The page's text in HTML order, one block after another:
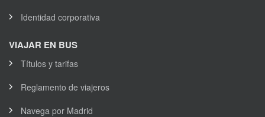
Identidad corporativa
VIAJAR EN BUS
Títulos y tarifas
Reglamento de viajeros
Navega por Madrid